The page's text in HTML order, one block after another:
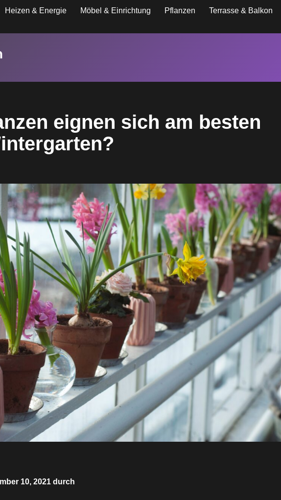
Heizen & Energie Möbel & Einrichtung Pflanzen Terrasse & Balkon
eignen sich am besten
10, 2021 durch